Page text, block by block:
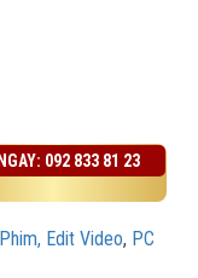
092 833 81 23
Edit Video, PC